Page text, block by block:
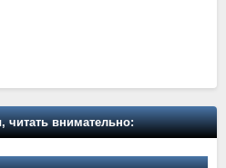
читать внимательно: